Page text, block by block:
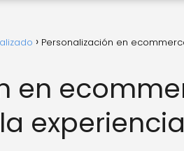
Personalización en
en